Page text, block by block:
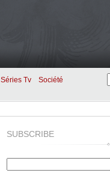
Séries Tv
Société
SUBSCRIBE